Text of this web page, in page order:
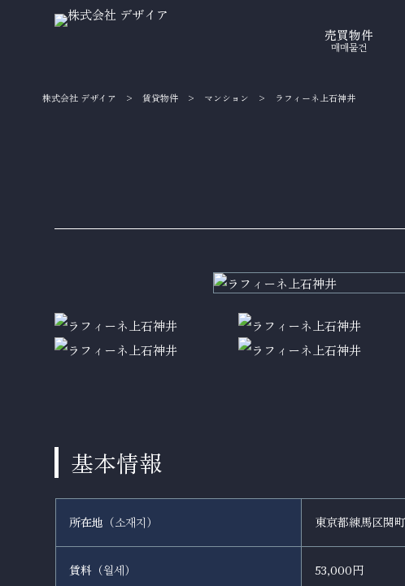
売買物件
매매물건
株式会社 デザイア > 賃貸物件 > マンション > ラフィーネ上石神井
基本情報
所在地（ 소재지 ） 東京都練馬区関
賃料（월세 ） 53,000円